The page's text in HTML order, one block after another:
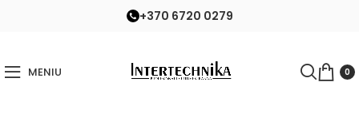
+370 6720 0279
MENIU 0